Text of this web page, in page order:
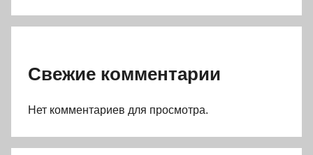
Свежие комментарии
Нет комментариев для просмотра.